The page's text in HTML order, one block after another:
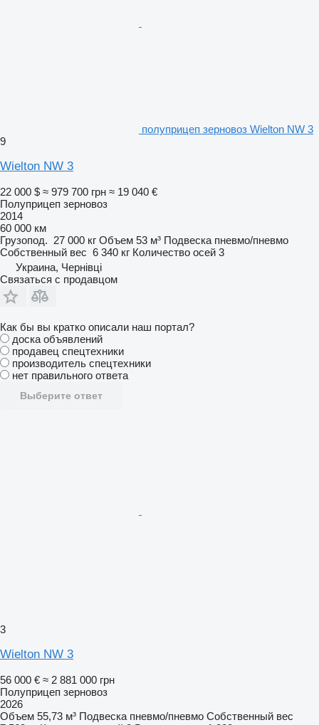
полуприцеп зерновоз Wielton NW 3
9
Wielton NW 3
22 000 $ ≈ 979 700 грн ≈ 19 040 €
Полуприцеп зерновоз
2014
60 000 км
Грузопод. 27 000 кг Объем 53 м³ Подвеска пневмо/пневмо
Собственный вес 6 340 кг Количество осей 3
Украина, Чернівці
Связаться с продавцом
Как бы вы кратко описали наш портал?
доска объявлений
продавец спецтехники
производитель спецтехники
нет правильного ответа
Выберите ответ
3
Wielton NW 3
56 000 € ≈ 2 881 000 грн
Полуприцеп зерновоз
2026
Объем 55,73 м³ Подвеска пневмо/пневмо Собственный вес